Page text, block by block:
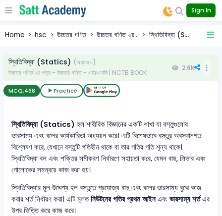
Sign In
Home hsc উচ্চতর গণিত উচ্চতর গণিত ২য়... স্থিতিবিদ্যা (S...
স্থিতিবিদ্যা (Statics) (অধ্যায় ৮)
উচ্চতর গণিত ২য় পত্র - উচ্চতর গণিত - এইচএসসি | NCTB BOOK
2.6k
MCQ:468 Practice
স্থিতিবিদ্যা (Statics) হল শারীরিক বিজ্ঞানের একটি শাখা যা বস্তুগুলোর
ভারসাম্য এবং বলের কার্যকারিতা অধ্যয়ন করে। এটি বিশেষভাবে বস্তুর অবস্থানগত
বিশ্লেষণ করে, যেখানে বস্তুটি গতিহীন থাকে বা তার গতির গতি শূন্য থাকে।
স্থিতিবিদ্যা বল এবং শক্তির সমীকরণ নির্ধারণে সহায়তা করে, যেমন বাহু, লিভার এবং
গোলোকের সমন্বয়ে কাজ করা হয়।
স্থিতিবিদ্যার মূল উদ্দেশ্য হল বস্তুতে প্রযোজ্য বাহু এবং বলের ভারসাম্য বুঝে কাজ
করার শর্ত নির্ধারণ করা। এটি মূলতনিউটনের গতির প্রথম আইনএবংভারসাম্য শর্তএর
উপর ভিত্তি করে কাজ করে।